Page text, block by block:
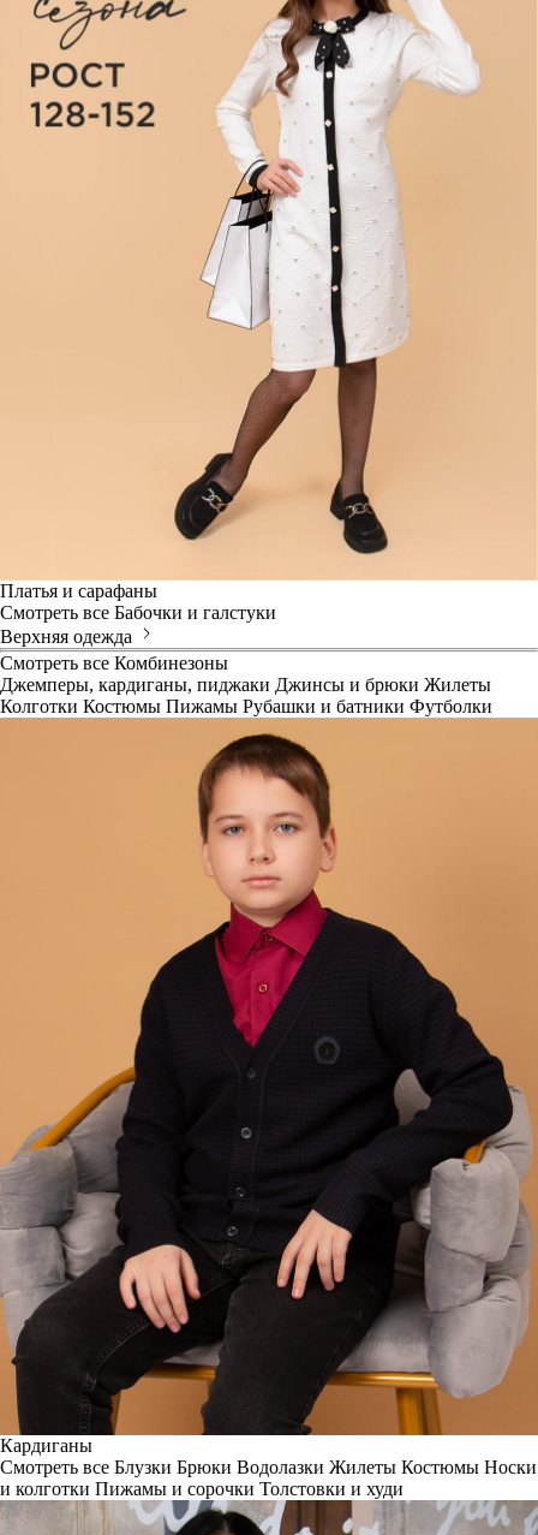
Платья и сарафаны
Смотреть все Бабочки и галстуки
Верхняя одежда
Смотреть все Комбинезоны
Джемперы, кардиганы, пиджаки Джинсы и брюки Жилеты
Колготки Костюмы Пижамы Рубашки и батники Футболки
Кардиганы
Смотреть все Блузки Брюки Водолазки Жилеты Костюмы Носки
и колготки Пижамы и сорочки Толстовки и худи